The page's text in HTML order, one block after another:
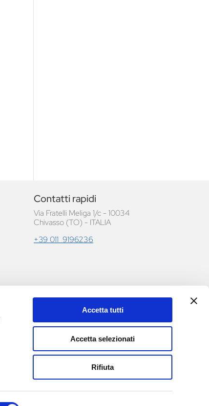
Accetta tutti
Accetta selezionati
Rifiuta
Contatti rapidi
Via Fratelli Meliga 1/c - 10034
Chivasso (TO) - ITALIA
+39 011 9196236